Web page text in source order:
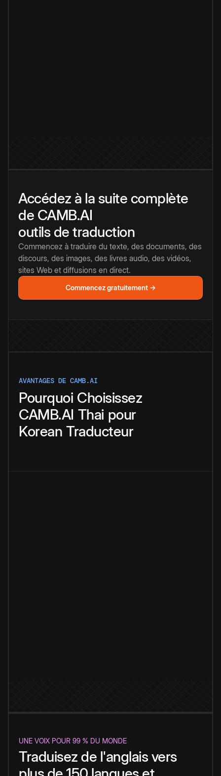
Accédez à la suite complète
de CAMB.AI
outils de traduction
Commencez à traduire du texte, des documents, des
discours, des images, des livres audio, des vidéos,
sites Web et diffusions en direct.
Commencez gratuitement →
AVANTAGES DE CAMB.AI
Pourquoi Choisissez
CAMB.AI Thai pour
Korean Traducteur
UNE VOIX POUR 99 % DU MONDE
Traduisez de l'anglais vers